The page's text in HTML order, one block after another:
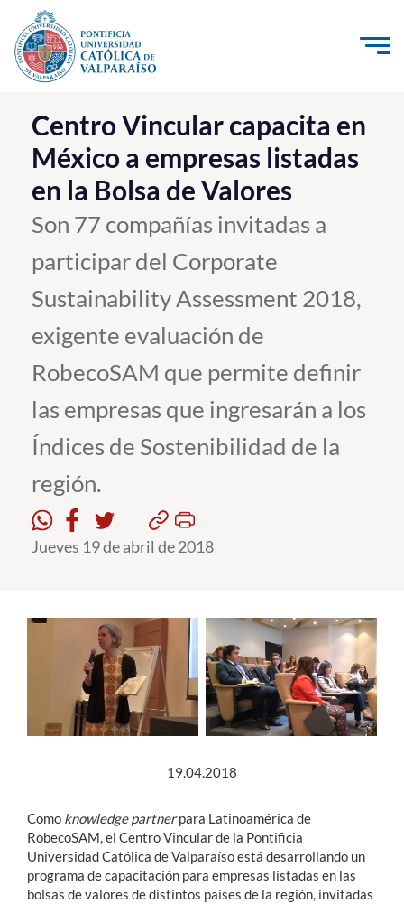
Click acá para ir directamente al contenido
La Universidad
Investigación, Creación e Innovación
PUCV Internacional
Vinculación con el Medio
Admisión
Pregrado
Estudiantes
Académicos
Funcionarios
Alumni
Centro Vincular capacita en
México a empresas listadas
en la Bolsa de Valores
Son 77 compañías invitadas a
participar del Corporate
Sustainability Assessment 2018,
exigente evaluación de
RobecoSAM que permite definir
las empresas que ingresarán a los
Índices de Sostenibilidad de la
región.
Jueves 19 de abril de 2018
19.04.2018
Como knowledge partnerpara Latinoamérica de
RobecoSAM, el Centro Vincular de la Pontificia
Universidad Católica de Valparaíso está desarrollando un
programa de capacitación para empresas listadas en las
bolsas de valores de distintos países de la región, invitadas